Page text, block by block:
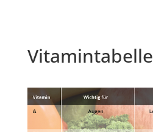
Vitamintabelle